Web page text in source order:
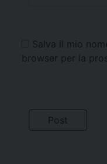
Salva il mio
browser per la